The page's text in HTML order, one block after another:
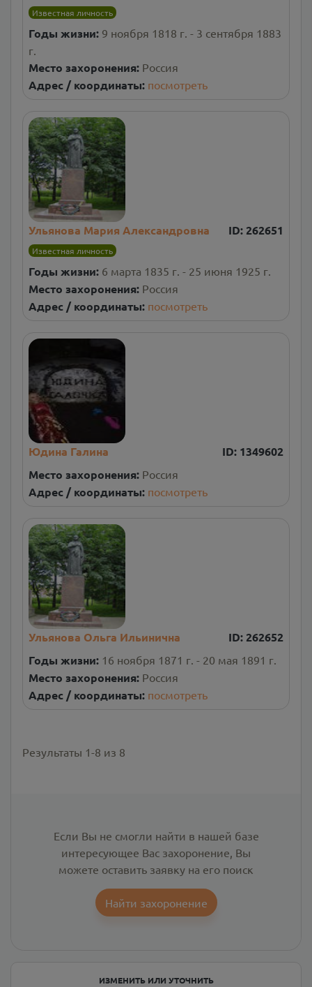
Известная личность
Годы жизни: 9 ноября 1818 г. - 3 сентября 1883
г.
Место захоронения: Россия
Адрес / координаты: посмотреть
Ульянова Мария Александровна ID: 262651
Известная личность
Годы жизни: 6 марта 1835 г. - 25 июня 1925 г.
Место захоронения: Россия
Адрес / координаты: посмотреть
Юдина Галина ID: 1349602
Место захоронения: Россия
Адрес / координаты: посмотреть
Ульянова Ольга Ильинична ID: 262652
Годы жизни: 16 ноября 1871 г. - 20 мая 1891 г.
Место захоронения: Россия
Адрес / координаты: посмотреть
Результаты 1-8 из 8
Если Вы не смогли найти в нашей базе
интересующее Вас захоронение, Вы
можете оставить заявку на его поиск
Найти захоронение
ИЗМЕНИТЬ ИЛИ УТОЧНИТЬ